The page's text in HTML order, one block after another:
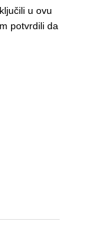
u ovu
potvrdili da